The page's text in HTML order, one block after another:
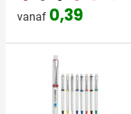
vanaf 0,39